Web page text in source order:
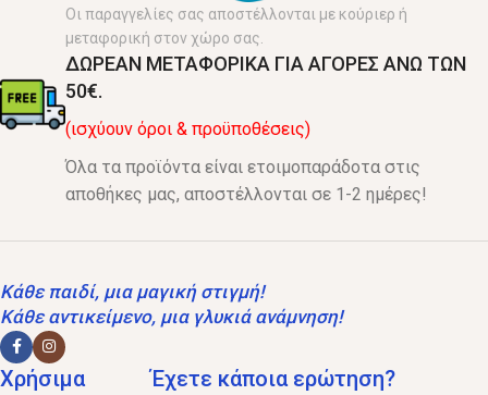
Οι παραγγελίες σας αποστέλλονται με κούριερ ή
μεταφορική στον χώρο σας.
ΔΩΡΕΑΝ ΜΕΤΑΦΟΡΙΚΑ ΓΙΑ ΑΓΟΡΕΣ ΑΝΩ ΤΩΝ
50€.
(ισχύουν όροι & προϋποθέσεις)
Όλα τα προϊόντα είναι ετοιμοπαράδοτα στις
αποθήκες μας, αποστέλλονται σε 1-2 ημέρες!
Κάθε παιδί, μια μαγική στιγμή!
Κάθε αντικείμενο, μια γλυκιά ανάμνηση!
Χρήσιμα Έχετε κάποια ερώτηση?